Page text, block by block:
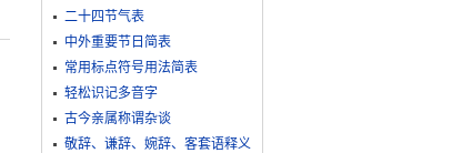
二十四节气表
中外重要节日简表
常用标点符号用法简表
轻松识记多音字
古今亲属称谓杂谈
敬​辞​、​谦​辞​、​婉​辞​、​客​套​语​释​义